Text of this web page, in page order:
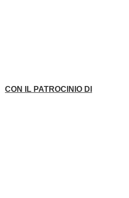
CON IL PATROCINIO DI